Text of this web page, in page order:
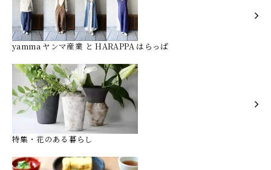
yamma ヤンマ産業 と HARAPPA はらっぱ
特集・花のある暮らし